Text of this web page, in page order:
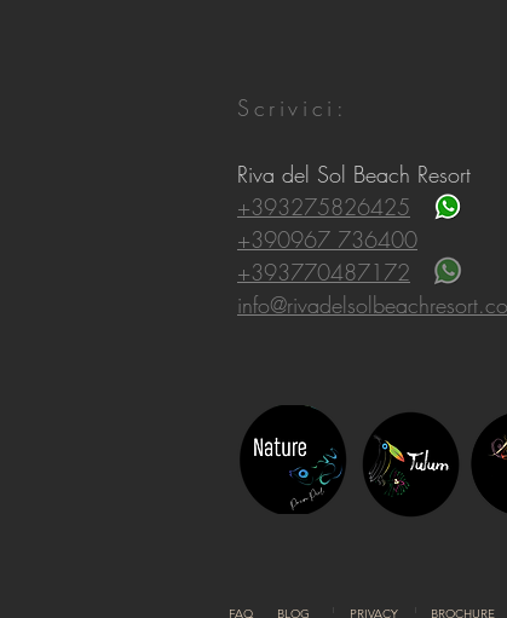
Scrivici:
Riva del Sol Beach Resort
+393275826425
+390967 736400
+393770487172
FAQ BLOG PRIVACY BROCHURE